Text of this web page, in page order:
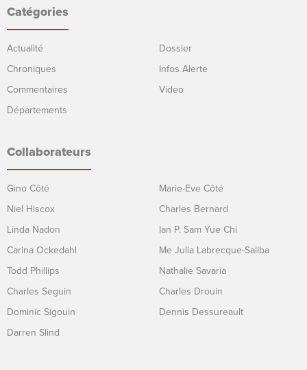
Catégories
Actualité
Chroniques
Commentaires
Départements
Dossier
Infos Alerte
Video
Collaborateurs
Gino Côté
Niel Hiscox
Linda Nadon
Carina Ockedahl
Todd Phillips
Charles Seguin
Dominic Sigouin
Darren Slind
Marie-Eve Côté
Charles Bernard
Ian P. Sam Yue Chi
Me Julia Labrecque-Saliba
Nathalie Savaria
Charles Drouin
Dennis Dessureault